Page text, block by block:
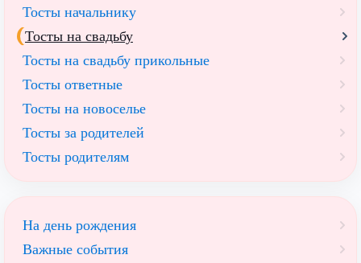
Тосты начальнику
Тосты на свадьбу
Тосты на свадьбу прикольные
Тосты ответные
Тосты на новоселье
Тосты за родителей
Тосты родителям
На день рождения
Важные события